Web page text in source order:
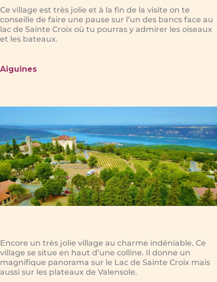
Ce village est très jolie et à la fin de la visite on te
conseille de faire une pause sur l’un des bancs face au
lac de Sainte Croix où tu pourras y admirer les oiseaux
et les bateaux.
Aiguines
Encore un très jolie village au charme indéniable. Ce
village se situe en haut d’une colline. Il donne un
magnifique panorama sur le Lac de Sainte Croix mais
aussi sur les plateaux de Valensole.